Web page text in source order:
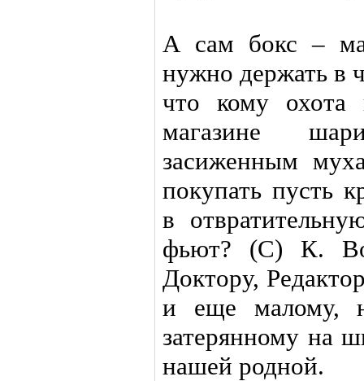
А сам бокс –
нужно держать в
что кому охота
магазине
засиженным
покупать пусть
в
фьют? (С) К.
Доктору,
и еще малому,
затерянному на
нашей родной.